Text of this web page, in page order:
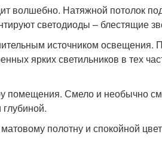
волшебно. Натяжной потолок
светодиоды – блестящие
источником освещения.
ярких светильников в тех
помещения. Смело и необычно
полотну и спокойной